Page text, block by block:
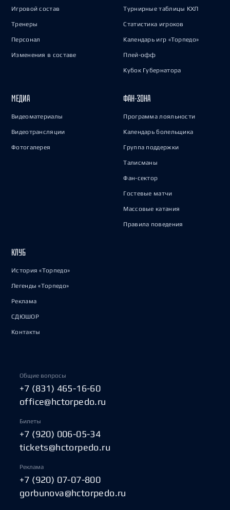
Игровой состав
Тренеры
Персонал
Изменения в составе
Турнирные таблицы КХЛ
Статистика игроков
Календарь игр «Торпедо»
Плей-офф
Кубок Губернатора
МЕДИА
Видеоматериалы
Видеотрансляции
Фотогалерея
ФАН-ЗОНА
Программа лояльности
Календарь болельщика
Группа поддержки
Талисманы
Фан-сектор
Гостевые матчи
Массовые катания
Правила поведения
КЛУБ
История «Торпедо»
Легенды «Торпедо»
Реклама
СДЮШОР
Контакты
Общие вопросы
+7 (831) 465-16-60
office@hctorpedo.ru
Билеты
+7 (920) 006-05-34
tickets@hctorpedo.ru
Реклама
+7 (920) 07-07-800
gorbunova@hctorpedo.ru